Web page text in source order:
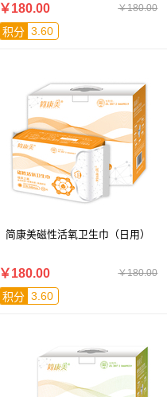
￥180.00
￥180.00
积分 3.60
简康美磁性活氧卫生巾（日用）
￥180.00
￥180.00
积分 3.60